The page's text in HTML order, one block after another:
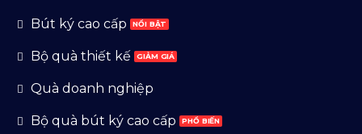
Bút ký cao cấp
Bộ quà thiết kế
Quà doanh nghiệp
Bộ quà bút ký cao cấp